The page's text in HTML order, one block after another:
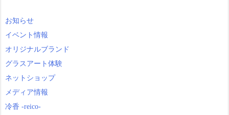
お知らせ
イベント情報
オリジナルブランド
グラスアート体験
ネットショップ
メディア情報
冷香 -reico-